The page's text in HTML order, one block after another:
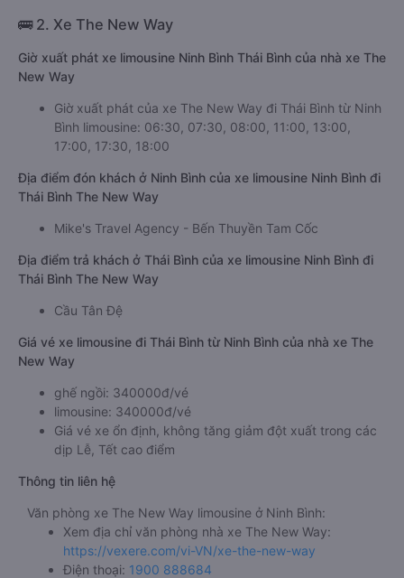
🚌 2. Xe The New Way
Giờ xuất phát xe limousine Ninh Bình Thái Bình của nhà xe The
New Way
Giờ xuất phát của xe The New Way đi Thái Bình từ Ninh
Bình limousine: 06:30, 07:30, 08:00, 11:00, 13:00,
17:00, 17:30, 18:00
Địa điểm đón khách ở Ninh Bình của xe limousine Ninh Bình đi
Thái Bình The New Way
Mike's Travel Agency - Bến Thuyền Tam Cốc
Địa điểm trả khách ở Thái Bình của xe limousine Ninh Bình đi
Thái Bình The New Way
Cầu Tân Đệ
Giá vé xe limousine đi Thái Bình từ Ninh Bình của nhà xe The
New Way
ghế ngồi: 340000đ/vé
limousine: 340000đ/vé
Giá vé xe ổn định, không tăng giảm đột xuất trong các
dịp Lễ, Tết cao điểm
Thông tin liên hệ
Văn phòng xe The New Way limousine ở Ninh Bình:
Xem địa chỉ văn phòng nhà xe The New Way:
https://vexere.com/vi-VN/xe-the-new-way
Điện thoại: 1900 888684